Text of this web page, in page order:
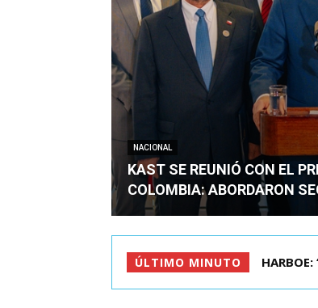
NACIONAL
KAST SE REUNIÓ CON EL
COLOMBIA: ABORDARON
ÚLTIMO MINUTO